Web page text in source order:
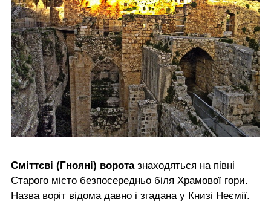
Сміттєві (Гнояні) воротазнаходяться на півні
Старого місто безпосередньо біля Храмової гори.
Назва воріт відома давно і згадана у Книзі Неємії.